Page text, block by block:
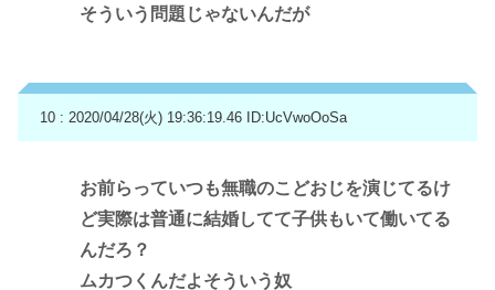
そういう問題じゃないんだが
10 : 2020/04/28(火) 19:36:19.46 ID:UcVwoOoSa
お前らっていつも無職のこどおじを演じてるけ
ど実際は普通に結婚してて子供もいて働いてる
んだろ？
ムカつくんだよそういう奴